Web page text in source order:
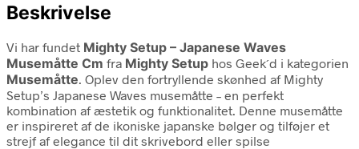
Beskrivelse
Vi har fundet Mighty Setup – Japanese Waves
Musemåtte Cm fra Mighty Setup hos Geek´d i kategorien
Musemåtte. Oplev den fortryllende skønhed af Mighty
Setup’s Japanese Waves musemåtte – en perfekt
kombination af æstetik og funktionalitet. Denne musemåtte
er inspireret af de ikoniske japanske bølger og tilføjer et
strejf af elegance til dit skrivebord eller spilse